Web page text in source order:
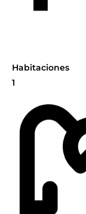
Habitaciones
1